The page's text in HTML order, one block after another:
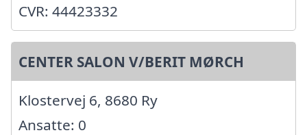
CVR: 44423332
CENTER SALON V/BERIT MØRCH
Klostervej 6, 8680 Ry
Ansatte: 0